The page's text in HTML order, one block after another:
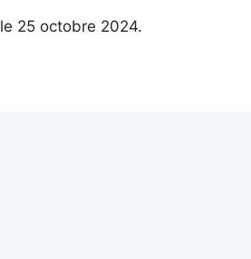
25 octobre 2024.